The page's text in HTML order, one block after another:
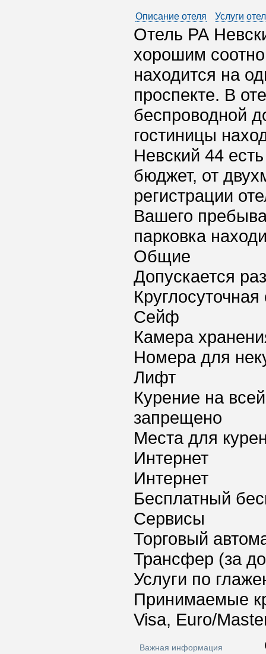
Описание отеля Услуги
Отель РА
хорошим
находится на
проспекте. В
беспроводной
гостиницы
Невский 44
бюджет, от
регистрации
Вашего
парковка
Общие
Допускается
Сейф
Камера
Номера для
Лифт
Курение на
запрещено
Места для
Интернет
Интернет
Бесплатный
Сервисы
Торговый
Трансфер (за
Услуги по
Принимаемые
Visa, Euro/
Важная информация